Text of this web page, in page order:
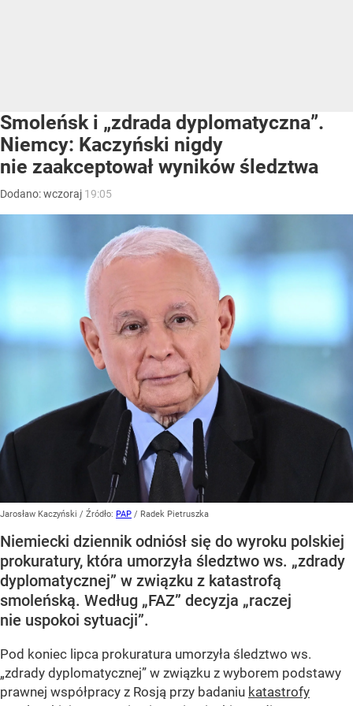
Smoleńsk i „zdrada dyplomatyczna”.
Niemcy: Kaczyński nigdy
nie zaakceptował wyników śledztwa
Dodano:wczoraj 19:05
Jarosław Kaczyński / Źródło: PAP / Radek Pietruszka
Niemiecki dziennik odniósł się do wyroku polskiej
prokuratury, która umorzyła śledztwo ws. „zdrady
dyplomatycznej” w związku z katastrofą
smoleńską. Według „FAZ” decyzja „raczej
nie uspokoi sytuacji”.
Pod koniec lipca prokuratura umorzyła śledztwo ws.
„zdrady dyplomatycznej” w związku z wyborem podstawy
prawnej współpracy z Rosją przy badaniu katastrofy